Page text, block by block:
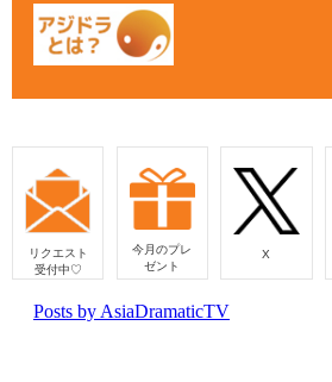
リクエスト
受付中♡
今月のプレ
ゼント
X